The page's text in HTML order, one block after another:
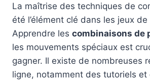
La maîtrise des techniques de
été l’élément clé dans les jeux
Apprendre les combinaisons de
les mouvements spéciaux est
gagner. Il existe de nombreuses
ligne, notamment des tutoriels et